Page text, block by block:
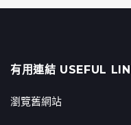
有用連結 USEFUL
瀏覽舊網站